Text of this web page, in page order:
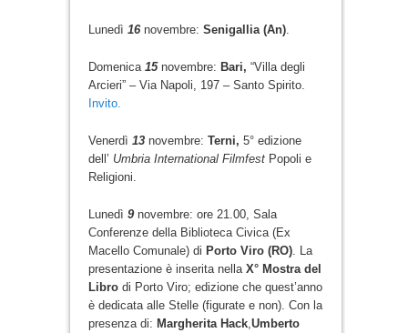
Lunedì 16novembre: Senigallia (An).
Domenica 15novembre: Bari, “Villa degli
Arcieri” – Via Napoli, 197 – Santo Spirito.
Invito.
Venerdì 13novembre: Terni, 5° edizione
dell’ Umbria International FilmfestPopoli e
Religioni.
Lunedì 9novembre: ore 21.00, Sala
Conferenze della Biblioteca Civica (Ex
Macello Comunale) di Porto Viro (RO). La
presentazione è inserita nella X° Mostra del
Librodi Porto Viro; edizione che quest’anno
è dedicata alle Stelle (figurate e non). Con la
presenza di: Margherita Hack,Umberto